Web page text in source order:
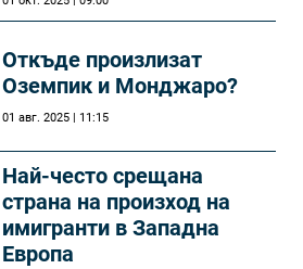
Откъде произлизат
Оземпик и Монджаро?
01 авг. 2025 | 11:15
Най-често срещана
страна на произход на
имигранти в Западна
Европа